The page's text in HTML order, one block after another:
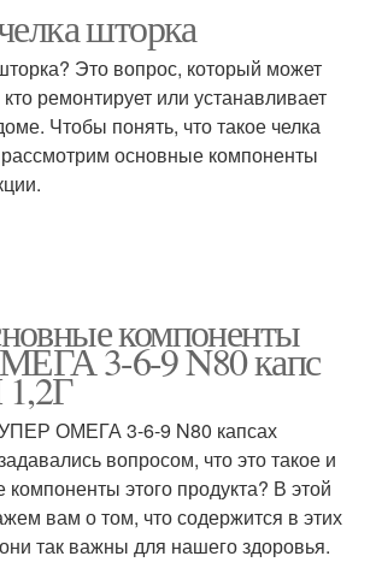
шторка
Это вопрос, который может
кто ремонтирует или устанавливает
Чтобы понять, что такое челка
основные компоненты
компоненты
3-6-9 N80 капс
ОМЕГА 3-6-9 N80 капсах
вопросом, что это такое и
этого продукта? В этой
вам о том, что содержится в этих
так важны для нашего здоровья.